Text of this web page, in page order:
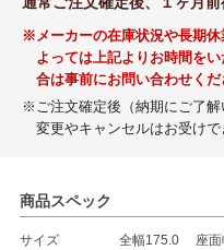
※メーカーの在庫状況や長期
よっては上記よりお時間を
合は事前にお問い合わせくだ
※ご注文確定後（納期にご了
変更やキャンセルはお受けで
商品スペック
サイズ
全幅175.0 座面